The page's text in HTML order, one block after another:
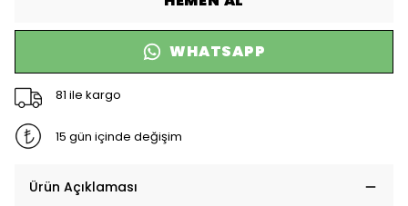
WHATSAPP
81 ile kargo
15 gün içinde değişim
Ürün Açıklaması